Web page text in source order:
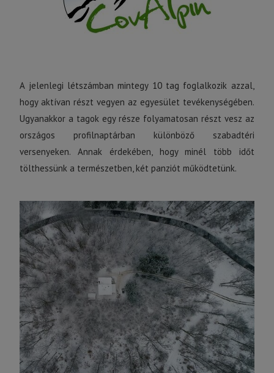
A jelenlegi létszámban mintegy 10 tag foglalkozik azzal,
hogy aktívan részt vegyen az egyesület tevékenységében.
Ugyanakkor a tagok egy része folyamatosan részt vesz az
országos profilnaptárban különböző szabadtéri
versenyeken. Annak érdekében, hogy minél több időt
tölthessünk a természetben, két panziót működtetünk.